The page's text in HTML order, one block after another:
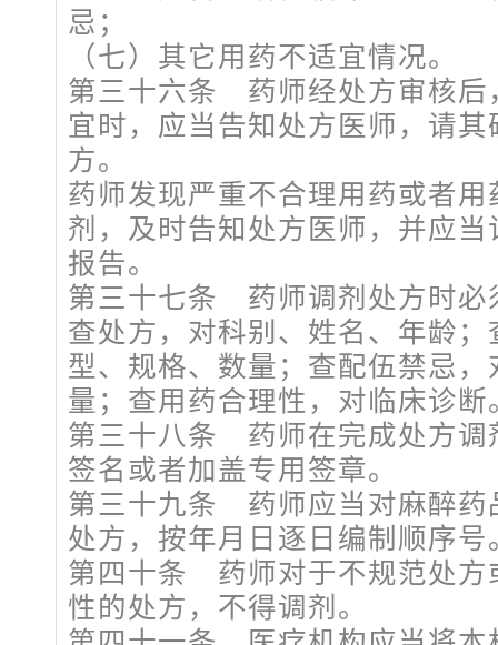
忌；
（七）其它用药不适宜情况。
第三十六条 药师经处方审核后
宜时，应当告知处方医师，请
方。
药师发现严重不合理用药或者
剂，及时告知处方医师，并应
报告。
第三十七条 药师调剂处方时必
查处方，对科别、姓名、年龄
型、规格、数量；查配伍禁忌
量；查用药合理性，对临床诊断
第三十八条 药师在完成处方调
签名或者加盖专用签章。
第三十九条 药师应当对麻醉药
处方，按年月日逐日编制顺序号
第四十条 药师对于不规范处方
性的处方，不得调剂。